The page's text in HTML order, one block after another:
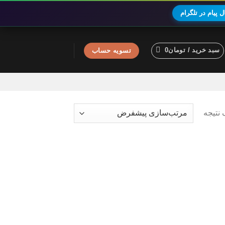
پیام در تلگرام
سبد خرید / تومان0 تسویه حساب